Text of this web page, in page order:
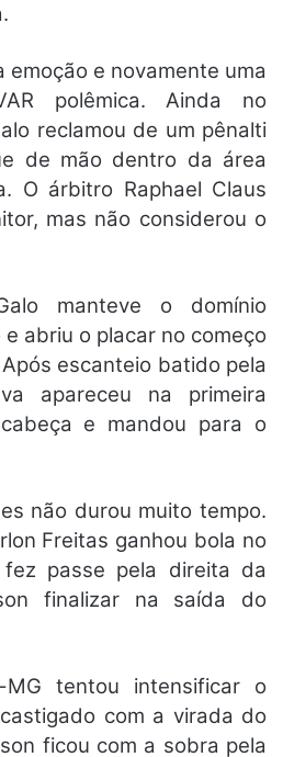
e novamente uma
polêmica. Ainda no
reclamou de um pênalti
de mão dentro da área
O árbitro Raphael Claus
mas não considerou o
manteve o domínio
abriu o placar no começo
escanteio batido pela
apareceu na primeira
e mandou para o
não durou muito tempo.
Freitas ganhou bola no
passe pela direita da
finalizar na saída do
tentou intensificar o
com a virada do
ficou com a sobra pela